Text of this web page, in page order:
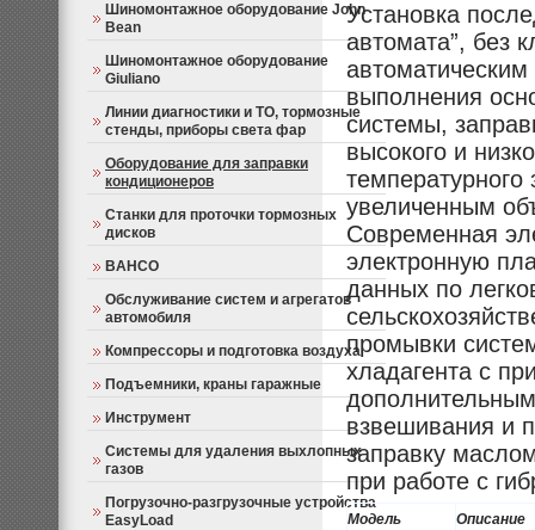
Шиномонтажное оборудование John
Bean
Шиномонтажное оборудование
Giuliano
Линии диагностики и ТО, тормозные
стенды, приборы света фар
Оборудование для заправки
кондиционеров
Станки для проточки тормозных
дисков
BAHCO
Обслуживание систем и агрегатов
автомобиля
Компрессоры и подготовка воздуха
Подъемники, краны гаражные
Инструмент
Системы для удаления выхлопных
газов
Погрузочно-разгрузочные устройства
EasyLoad
Установка
автомата”, без
выполнения
системы,
высокого и
увеличенным
Современная
электронную
данных по
промывки
хладагента с
взвешивания и
заправку
при работе с
Модель Описание